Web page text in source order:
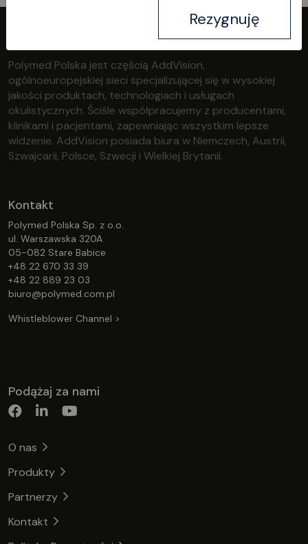
Polymed Polska jest częścią AddVision,
ogólnoeuropejskiej sieci specjalizującej się w wysokiej
jakości produktach, technologiach i usługach
okulistycznych. Ściśle współpracujemy z producentami,
klinikami i pacjentami, zapewniając wszystkim lepsze
widzenie. AddVision posiada biura w Niemczech, Austrii,
Szwajcarii, Polsce, Szwecji i Wielkiej Brytanii.
Kontakt
Polymed Polska Sp. z o.o.
ul. Warszawska 320A
05-082 Stare Babice
+48 22 670 33 39
+48 22 889 23 03
biuro@polymed.com.pl
Whistleblower Channel >
Podążaj za nami
O nas
Produkty
Partnerzy
Kontakt
Rezygnuję